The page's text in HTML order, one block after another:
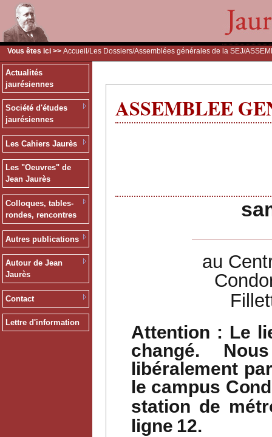
Vous êtes ici >> Accueil /Les Dossiers/Assemblées générales de la SEJ/
Actualités
jaurésiennes
Société d'études
jaurésiennes
Les Cahiers Jaurès
Les "Oeuvres" de
Jean Jaurès
Colloques, tables-
rondes, rencontres
Autres publications
Autour de Jean
Jaurès
Contact
Lettre d'information
ASSEMBLEE
au
Attention : Le
changé.
Nous
libéralement par
le campus
station de
ligne 12.